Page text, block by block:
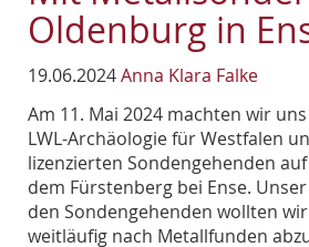
Oldenburg in
19.06.2024Anna Klara Falke
Am 11. Mai 2024 machten wir
LWL-Archäologie für Westfalen
lizenzierten Sondengehenden
dem Fürstenberg bei Ense.
den Sondengehenden wollten
weitläufig nach Metallfunden